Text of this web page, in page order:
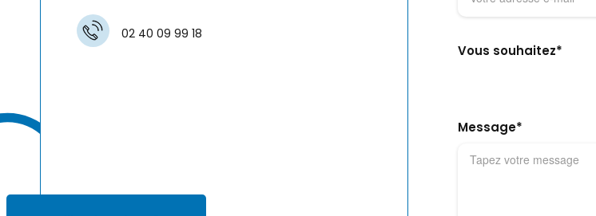
02 40 09 99 18
Vous souhaitez*
Message*